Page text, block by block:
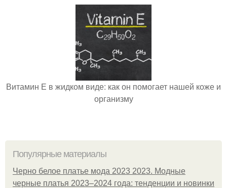
Витамин Е в жидком виде: как он помогает нашей коже и
организму
Популярные материалы
Черно белое платье мода 2023 2023. Модные
черные платья 2023–2024 года: тенденции и новинки